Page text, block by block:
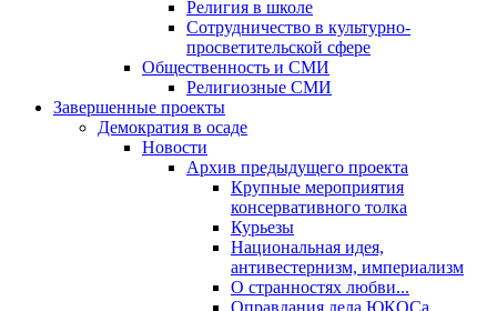
Религия в школе
Сотрудничество в культурно-
просветительской сфере
Общественность и СМИ
Религиозные СМИ
Завершенные проекты
Демократия в осаде
Новости
Архив предыдущего проекта
Крупные мероприятия
консервативного толка
Курьезы
Национальная идея,
антивестернизм, империализм
О странностях любви...
Оправдания дела ЮКОСа